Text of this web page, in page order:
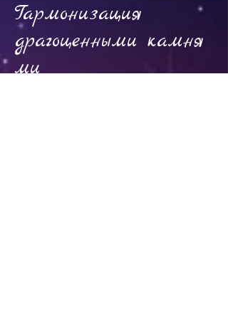
Гармонизация
драгоценными камня
ми